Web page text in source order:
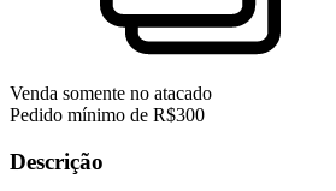
Venda somente no atacado
Pedido mínimo de R$300
Descrição